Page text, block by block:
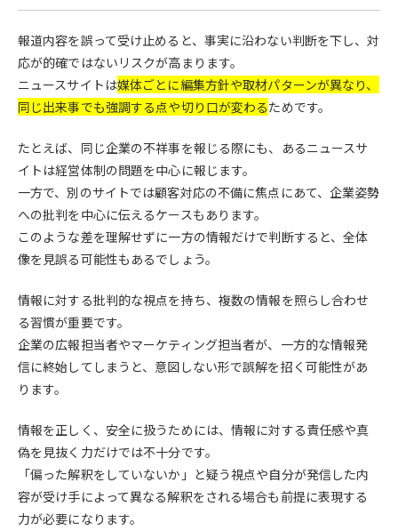
報道内容を誤って受け止めると、事実に沿わない判断を下し、対
応が的確ではないリスクが高まります。
ニュースサイトは媒体ごとに編集方針や取材パターンが異なり、
同じ出来事でも強調する点や切り口が変わるためです。
たとえば、同じ企業の不祥事を報じる際にも、あるニュースサ
イトは経営体制の問題を中心に報じます。
一方で、別のサイトでは顧客対応の不備に焦点にあて、企業姿勢
への批判を中心に伝えるケースもあります。
このような差を理解せずに一方の情報だけで判断すると、全体
像を見誤る可能性もあるでしょう。
情報に対する批判的な視点を持ち、複数の情報を照らし合わせ
る習慣が重要です。
企業の広報担当者やマーケティング担当者が、一方的な情報発
信に終始してしまうと、意図しない形で誤解を招く可能性があ
ります。
情報を正しく、安全に扱うためには、情報に対する責任感や真
偽を見抜く力だけでは不十分です。
「偏った解釈をしていないか」と疑う視点や自分が発信した内
容が受け手によって異なる解釈をされる場合も前提に表現する
力が必要になります。